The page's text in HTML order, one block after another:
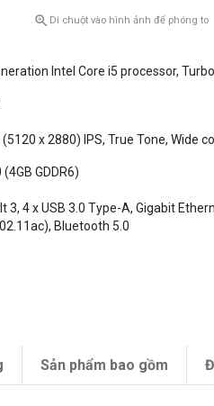
 Di chuột vào hình ảnh để phóng to
Intel Core i5 processor,
x 2880) IPS, True Tone, Wide
(4GB GDDR6)
3, 4 x USB 3.0 Type-A, Gigabit
Bluetooth 5.0
Sản phẩm bao gồm